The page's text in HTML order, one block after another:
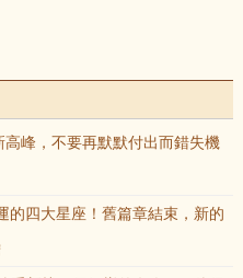
峰，不要再默默付出而錯失機
的四大星座！舊篇章結束，新的